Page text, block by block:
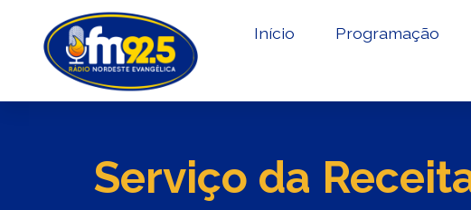
Início Programação
Serviço da